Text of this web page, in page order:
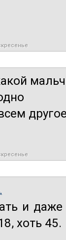
и
хоть 45.